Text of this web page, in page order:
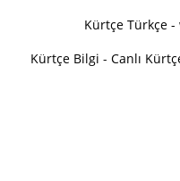
Kürtçe Türkçe
Kürtçe Bilgi - Canlı